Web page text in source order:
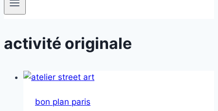
activité originale
bon plan paris